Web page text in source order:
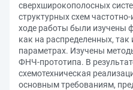
сверхширокополосных
структурных схем
ходе работы были изучены
как на распределенных,
параметрах. Изучены
ФНЧ-прототипа. В
схемотехническая
основным требованиям,